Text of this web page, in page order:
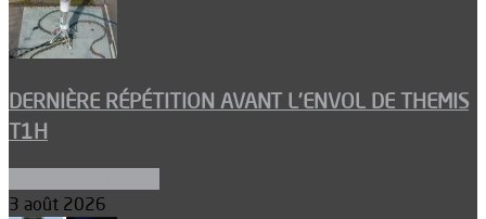
DERNIÈRE RÉPÉTITION AVANT L’ENVOL DE THEMIS
T1H
3 août 2026